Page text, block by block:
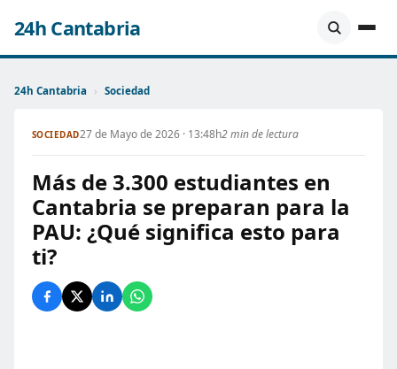
24h Cantabria
24h Cantabria › Sociedad
SOCIEDAD27 de Mayo de 2026 · 13:48h2 min de lectura
Más de 3.300 estudiantes en
Cantabria se preparan para la
PAU: ¿Qué significa esto para
ti?